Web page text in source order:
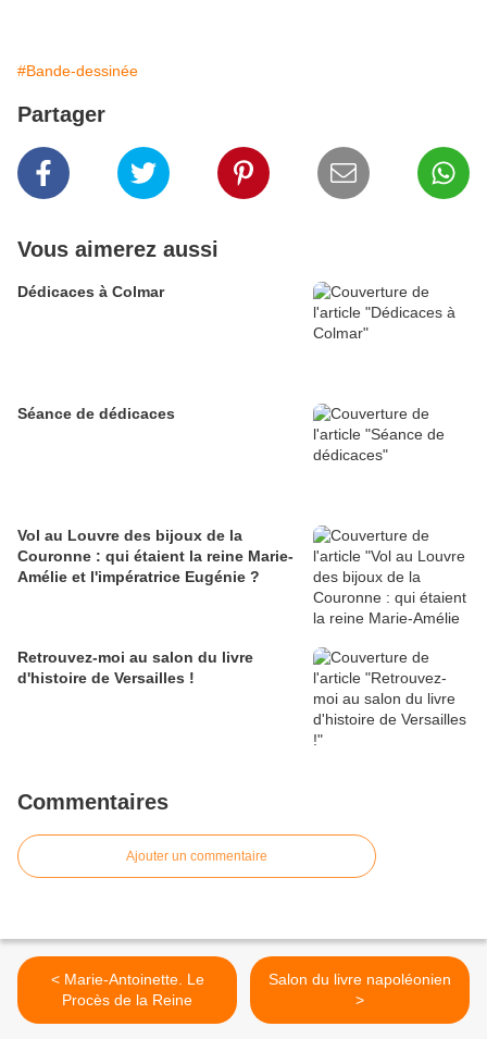
#Bande-dessinée
Partager
Vous aimerez aussi
Dédicaces à Colmar
Séance de dédicaces
Vol au Louvre des bijoux de la
Couronne : qui étaient la reine Marie-
Amélie et l'impératrice Eugénie ?
Retrouvez-moi au salon du livre
d'histoire de Versailles !
Commentaires
Ajouter un commentaire
< Marie-Antoinette. Le
Procès de la Reine
Salon du livre napoléonien
>